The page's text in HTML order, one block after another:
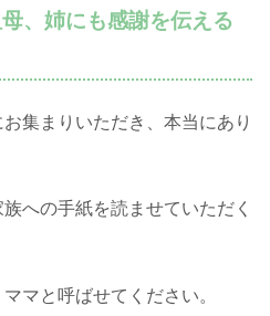
、姉にも感謝を伝える
集まりいただき、本当にあり
への手紙を読ませていただく
マと呼ばせてください。